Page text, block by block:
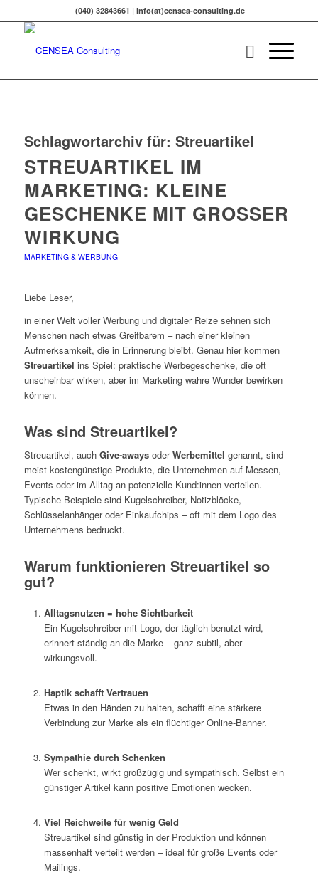
(040) 32843661 | info(at)censea-consulting.de
Schlagwortarchiv für: Streuartikel
STREUARTIKEL IM
MARKETING: KLEINE
GESCHENKE MIT GROSSER W
IRKUNG
MARKETING & WERBUNG
Liebe Leser,
in einer Welt voller Werbung und digitaler Reize sehnen sich
Menschen nach etwas Greifbarem – nach einer kleinen
Aufmerksamkeit, die in Erinnerung bleibt. Genau hier kommen
Streuartikel ins Spiel: praktische Werbegeschenke, die oft
unscheinbar wirken, aber im Marketing wahre Wunder bewirken
können.
Was sind Streuartikel?
Streuartikel, auch Give-awaysoderWerbemittel genannt, sind
meist kostengünstige Produkte, die Unternehmen auf Messen,
Events oder im Alltag an potenzielle Kund:innen verteilen.
Typische Beispiele sind Kugelschreiber, Notizblöcke,
Schlüsselanhänger oder Einkaufchips – oft mit dem Logo des
Unternehmens bedruckt.
Warum funktionieren Streuartikel so
gut?
Alltagsnutzen = hohe Sichtbarkeit
Ein Kugelschreiber mit Logo, der täglich benutzt wird,
erinnert ständig an die Marke – ganz subtil, aber
wirkungsvoll.
Haptik schafft Vertrauen
Etwas in den Händen zu halten, schafft eine stärkere
Verbindung zur Marke als ein flüchtiger Online-Banner.
Sympathie durch Schenken
Wer schenkt, wirkt großzügig und sympathisch. Selbst ein
günstiger Artikel kann positive Emotionen wecken.
Viel Reichweite für wenig Geld
Streuartikel sind günstig in der Produktion und können
massenhaft verteilt werden – ideal für große Events oder
Mailings.